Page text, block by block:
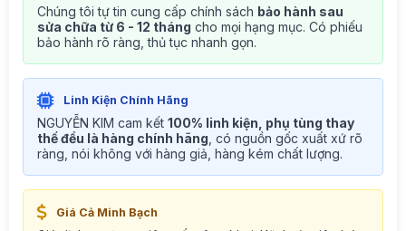
Chúng tôi tự tin cung cấp chính sách bảo hành sau
sửa chữa từ 6 - 12 tháng cho mọi hạng mục. Có phiếu
bảo hành rõ ràng, thủ tục nhanh gọn.
Linh Kiện Chính Hãng
NGUYỄN KIM cam kết 100% linh kiện, phụ tùng thay
thế đều là hàng chính hãng , có nguồn gốc xuất xứ rõ
ràng, nói không với hàng giả, hàng kém chất lượng.
Giá Cả Minh Bạch